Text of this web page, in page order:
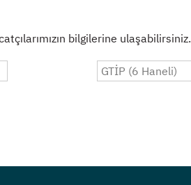
bilgilerine ulaşabilirsiniz.